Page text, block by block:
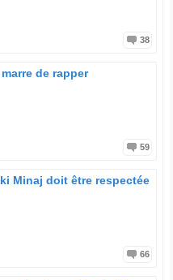
38
de rapper
59
Minaj doit être respectée
66